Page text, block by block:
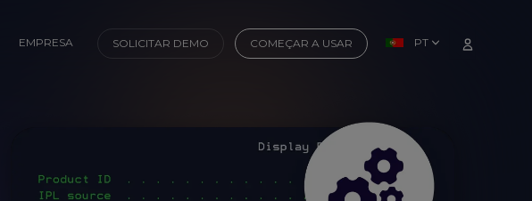
EMPRESA SOLICITAR DEMO COMEÇAR A USAR PT